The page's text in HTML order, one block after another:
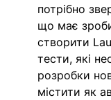
потрібно
що має
створити
тести, які
розробки
містити як